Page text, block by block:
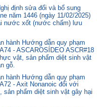
định sửa đổi và bổ sung
năm 1446 (ngày 11/02/2025)
nước xốt (nước chấm) lưu
hành Hướng dẫn quy phạm
- ASCAROSÍDEO ASCR#18
vật, sản phẩm diệt sinh vật
gỗ.
hành Hướng dẫn quy phạm
- Axit Nonanoic đối với
sản phẩm diệt sinh vật gây hại